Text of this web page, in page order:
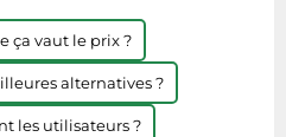
ça vaut le prix ?
alternatives ?
les utilisateurs ?